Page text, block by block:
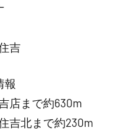
吉
報
店まで約630m
吉北まで約230m